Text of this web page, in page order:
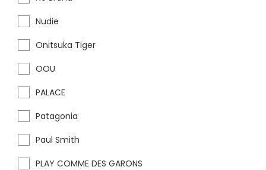
Nudie
Onitsuka Tiger
OOU
PALACE
Patagonia
Paul Smith
PLAY COMME DES GARONS